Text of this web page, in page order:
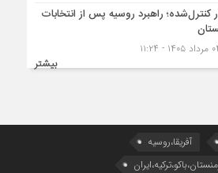
کنترل‌شده؛ راهبرد روسیه پس از انتخابات
بیشتر
آفریقا،روسیه